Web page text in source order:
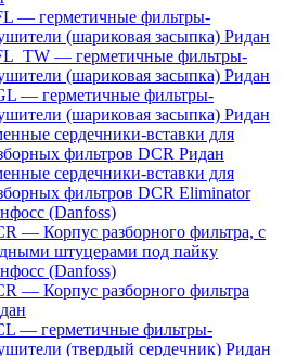
— герметичные фильтры-
(шариковая засыпка) Ридан
— герметичные фильтры-
(шариковая засыпка) Ридан
— герметичные фильтры-
(шариковая засыпка) Ридан
сердечники-вставки для
фильтров DCR Ридан
сердечники-вставки для
фильтров DCR Eliminator
(Danfoss)
— Корпус разборного фильтра, с
штуцерами под пайку
(Danfoss)
— Корпус разборного фильтра
— герметичные фильтры-
(твердый сердечник) Ридан